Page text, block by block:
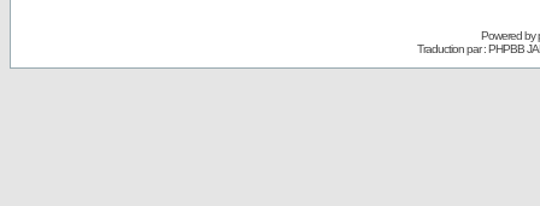
Powered by
Traduction par : PHPBB